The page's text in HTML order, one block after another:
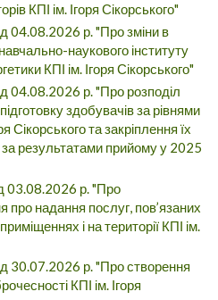
КПІ ім. Ігоря Сікорського"
р. "Про зміни в
навчально-наукового інституту
КПІ ім. Ігоря Сікорського"
р. "Про розподіл
здобувачів за рівнями
Сікорського та закріплення їх
за результатами прийому у 2025
р. "Про
надання послуг, пов’язаних
і на території КПІ ім.
р. "Про створення
КПІ ім. Ігоря